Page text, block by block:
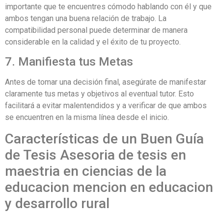
importante que te encuentres cómodo hablando con él y que
ambos tengan una buena relación de trabajo. La
compatibilidad personal puede determinar de manera
considerable en la calidad y el éxito de tu proyecto.
7. Manifiesta tus Metas
Antes de tomar una decisión final, asegúrate de manifestar
claramente tus metas y objetivos al eventual tutor. Esto
facilitará a evitar malentendidos y a verificar de que ambos
se encuentren en la misma línea desde el inicio.
Características de un Buen Guía
de Tesis Asesoria de tesis en
maestria en ciencias de la
educacion mencion en educacion
y desarrollo rural